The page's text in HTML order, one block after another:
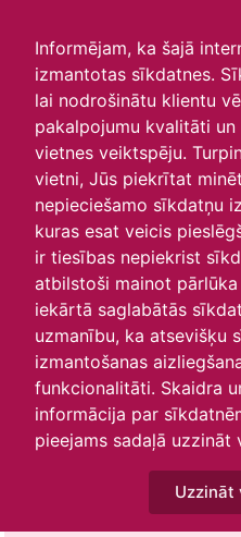
Informējam, ka šajā
izmantotas sīkdatnes.
lai nodrošinātu klientu
pakalpojumu kvalitāti
vietnes veiktspēju.
vietni, Jūs piekrītat
nepieciešamo sīkdatņu
kuras esat veicis
ir tiesības nepiekrist
atbilstoši mainot
iekārtā saglabātās
uzmanību, ka atsevišķu
izmantošanas
funkcionalitāti. Skaidra
informācija par
pieejams sadaļā uzzināt
Uzzināt
Skats :
Aktuālie
Šodien
Arhīvs
O T
8
15